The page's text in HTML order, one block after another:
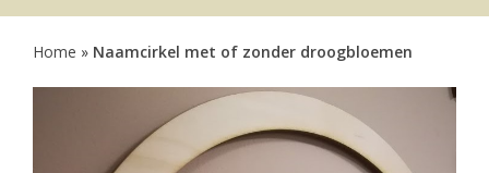
Home » Naamcirkel met of zonder droogbloemen